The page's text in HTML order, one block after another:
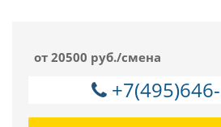
от 20500 руб./смена